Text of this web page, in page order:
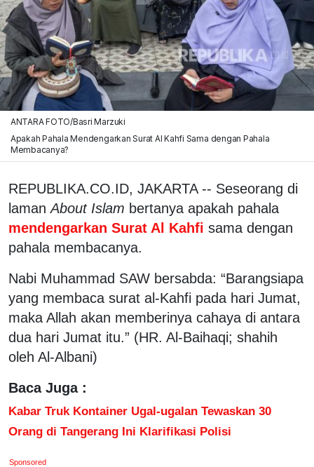
ANTARA FOTO/Basri Marzuki
Apakah Pahala Mendengarkan Surat Al Kahfi Sama dengan Pahala
Membacanya?
REPUBLIKA.CO.ID, JAKARTA -- Seseorang di
lamanAbout Islam bertanya apakah pahala
mendengarkan Surat Al Kahfi sama dengan
pahala membacanya.
Nabi Muhammad SAW bersabda: “Barangsiapa
yang membaca surat al-Kahfi pada hari Jumat,
maka Allah akan memberinya cahaya di antara
dua hari Jumat itu.” (HR. Al-Baihaqi; shahih
oleh Al-Albani)
Baca Juga :
Kabar Truk Kontainer Ugal-ugalan Tewaskan 30
Orang di Tangerang Ini Klarifikasi Polisi
Sponsored